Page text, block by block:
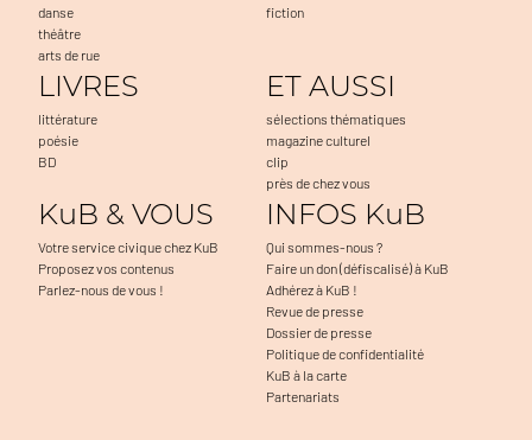
danse
théâtre
arts de rue
fiction
LIVRES
littérature
poésie
BD
ET AUSSI
sélections thématiques
magazine culturel
clip
près de chez vous
KuB & VOUS
Votre service civique chez KuB
Proposez vos contenus
Parlez-nous de vous !
INFOS KuB
Qui sommes-nous ?
Faire un don (défiscalisé) à KuB
Adhérez à KuB !
Revue de presse
Dossier de presse
Politique de confidentialité
KuB à la carte
Partenariats